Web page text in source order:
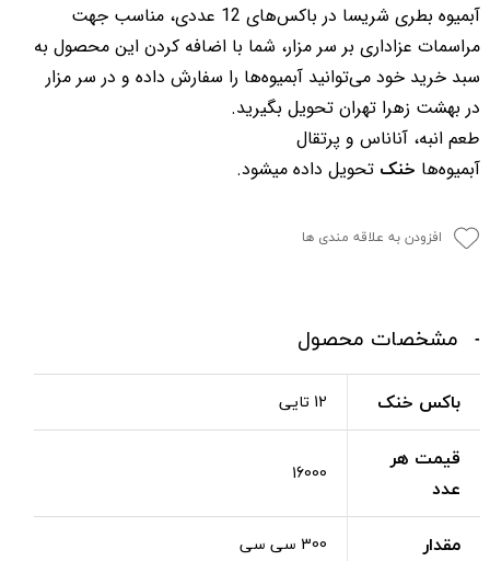
آبمیوه بطری شریسا در باکس‌های 12 عددی، مناسب جهت
مراسمات عزاداری بر سر مزار، شما با اضافه کردن این محصول به
سبد خرید خود می‌توانید آبمیوه‌ها را سفارش داده و در سر مزار
در بهشت زهرا تهران تحویل بگیرید.
طعم انبه، آناناس و پرتقال
آبمیوه‌ها خنک تحویل داده میشود.
افزودن به علاقه مندی ها
مشخصات محصول
باکس خنک 12 تایی
قیمت هر
عدد
16000
مقدار 300 سی سی